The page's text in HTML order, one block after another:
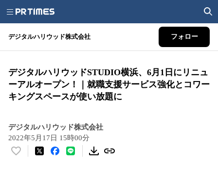
デジタルハリウッド株式会社 フォロー
デジタルハリウッドSTUDIO横浜、6月1日にリニュ
ーアルオープン！｜就職支援サービス強化とコワー
キングスペースが使い放題に
デジタルハリウッド株式会社
2022年5月17日 15時00分
い